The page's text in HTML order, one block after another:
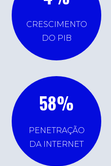
CRESCIMENTO
DO PIB
58%
PENETRAÇÃO
DA INTERNET